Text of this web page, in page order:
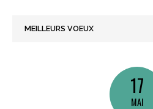
MEILLEURS VOEUX
17
MAI